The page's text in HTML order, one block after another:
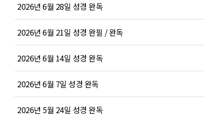
2026년 6월 28일 성경 완독
2026년 6월 21일 성경 완필 / 완독
2026년 6월 14일 성경 완독
2026년 6월 7일 성경 완독
2026년 5월 24일 성경 완독